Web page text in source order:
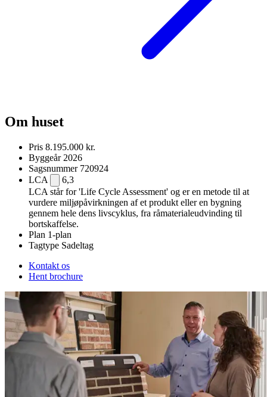
Om huset
Pris 8.195.000 kr.
Byggeår 2026
Sagsnummer 720924
LCA
6,3
LCA står for 'Life Cycle Assessment' og er en metode til at
vurdere miljøpåvirkningen af et produkt eller en bygning
gennem hele dens livscyklus, fra råmaterialeudvinding til
bortskaffelse.
Plan 1-plan
Tagtype Sadeltag
Kontakt os
Hent brochure